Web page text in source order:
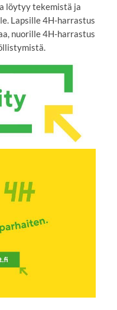
löytyy tekemistä ja
Lapsille 4H-harrastus
nuorille 4H-harrastus